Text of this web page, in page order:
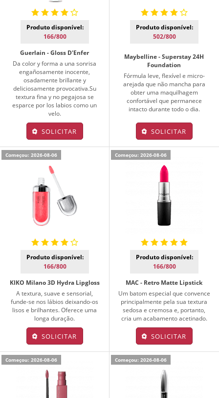
Produto disponível:
166/800
Guerlain - Gloss D'Enfer
Da color y forma a una sonrisa
engañosamente inocente,
osadamente brillante y
deliciosamente provocativa.Su
textura fina y no pegajosa se
esparce por los labios como un
velo.
SOLICITAR
Produto disponível:
502/800
Maybelline - Superstay 24H
Foundation
Fórmula leve, flexível e micro-
arejada que não mancha para
obter uma maquilhagem
confortável que permanece
intacto durante todo o dia.
SOLICITAR
Começou: 2026-08-06
Produto disponível:
166/800
KIKO Milano 3D Hydra Lipgloss
A textura, suave e sensorial,
funde-se nos lábios deixando-os
lisos e brilhantes. Oferece uma
longa duração.
SOLICITAR
Começou: 2026-08-06
Produto disponível:
166/800
MAC - Retro Matte Lipstick
Um batom especial que convence
principalmente pela sua textura
sedosa e cremosa e, portanto,
cria um acabamento acetinado.
SOLICITAR
Começou: 2026-08-06 Começou: 2026-08-06